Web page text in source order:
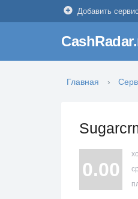
Добавить сервис
Главная
0.00